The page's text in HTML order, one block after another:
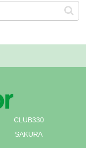
CLUB330
SAKURA